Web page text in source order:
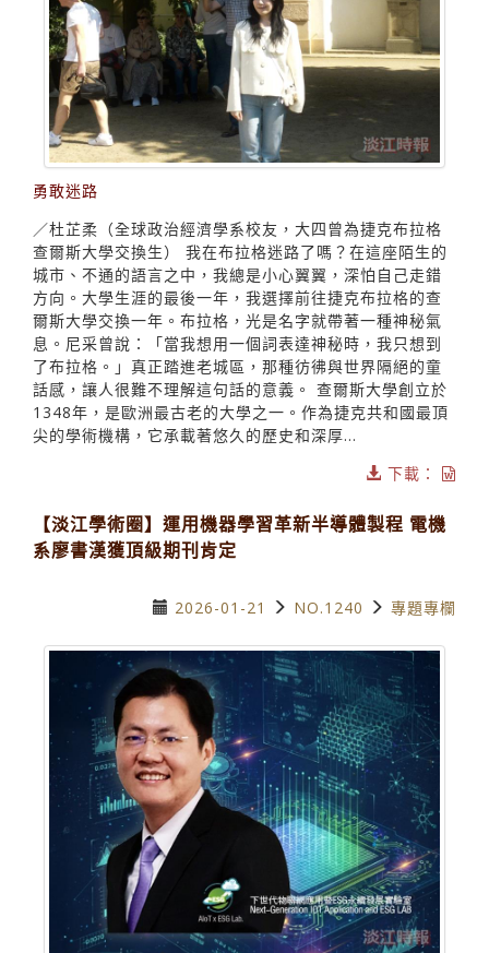
勇敢迷路
／杜芷柔（全球政治經濟學系校友，大四曾為捷克布拉格
查爾斯大學交換生） 我在布拉格迷路了嗎？在這座陌生的
城市、不通的語言之中，我總是小心翼翼，深怕自己走錯
方向。大學生涯的最後一年，我選擇前往捷克布拉格的查
爾斯大學交換一年。布拉格，光是名字就帶著一種神秘氣
息。尼采曾說：「當我想用一個詞表達神秘時，我只想到
了布拉格。」真正踏進老城區，那種彷彿與世界隔絕的童
話感，讓人很難不理解這句話的意義。 查爾斯大學創立於
1348年，是歐洲最古老的大學之一。作為捷克共和國最頂
尖的學術機構，它承載著悠久的歷史和深厚...
下載：
【淡江學術圈】運用機器學習革新半導體製程 電機
系廖書漢獲頂級期刊肯定
2026-01-21 NO.1240 專題專欄